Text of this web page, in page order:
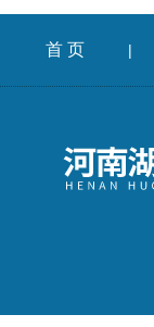
首 页 |